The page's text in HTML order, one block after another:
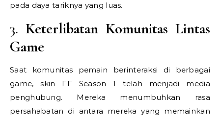
pada daya tariknya yang luas.
3. Keterlibatan Komunitas Lintas
Game
Saat komunitas pemain berinteraksi di berbagai
game, skin FF Season 1 telah menjadi media
penghubung. Mereka menumbuhkan rasa
persahabatan di antara mereka yang memainkan